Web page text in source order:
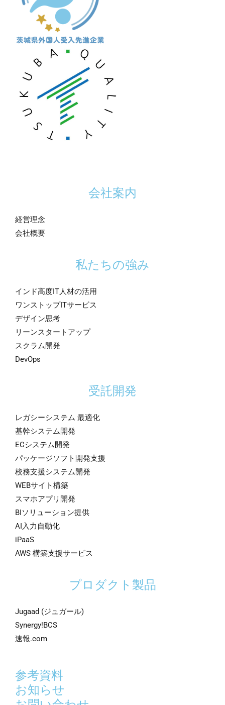
会社案内
経営理念
会社概要
私たちの強み
インド高度IT人材の活用
ワンストップITサービス
デザイン思考
リーンスタートアップ
スクラム開発
DevOps
受託開発
レガシーシステム 最適化
基幹システム開発
ECシステム開発
パッケージソフト開発支援
校務支援システム開発
WEBサイト構築
スマホアプリ開発
BIソリューション提供
AI入力自動化
iPaaS
AWS 構築支援サービス
プロダクト製品
Jugaad (ジュガール)
Synergy!BCS
速報.com
参考資料
お知らせ